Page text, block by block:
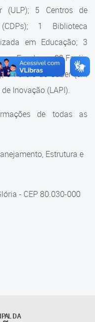
(ULP); 5 Centros de
1 Biblioteca
em Educação; 3
Escolares; 32 Faróis
9 Faróis do Saber (em
Inovação (LAPI).
de todas as
Estrutura e
- CEP 80.030-000
DA